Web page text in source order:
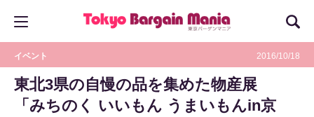
イベント 2016/10/18
東北3県の自慢の品を集めた物産展
「みちのく いいもん うまいもんin京